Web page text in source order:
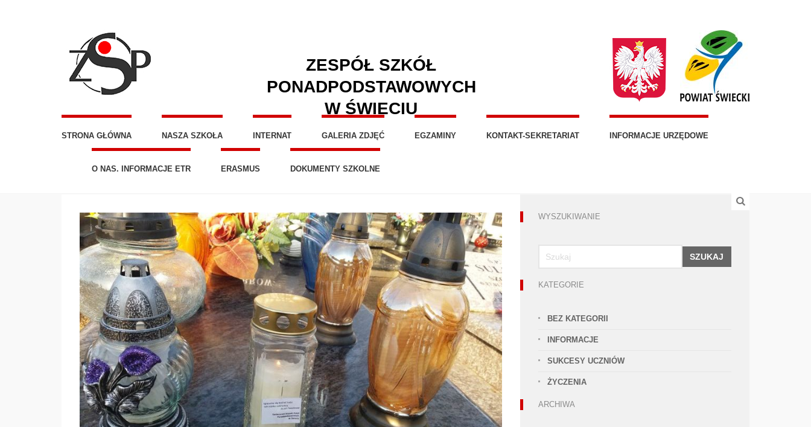
ZESPÓŁ SZKÓŁ
PONADPODSTAWOWYCH
W ŚWIECIU
STRONA GŁÓWNA NASZA SZKOŁA INTERNAT GALERIA ZDJĘĆ EGZAMINY KONTAKT-SEKRETARIAT INFORMACJE URZĘDOWE
O NAS. INFORMACJE ETR ERASMUS DOKUMENTY SZKOLNE
WYSZUKIWANIE
SZUKAJ
KATEGORIE
BEZ KATEGORII
INFORMACJE
SUKCESY UCZNIÓW
ŻYCZENIA
ARCHIWA